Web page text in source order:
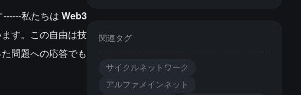
私たちは Web3
す。この自由は技
問題への応答でも
関連タグ
サイクルネットワーク
アルファメインネット